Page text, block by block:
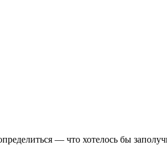
— что хотелось бы